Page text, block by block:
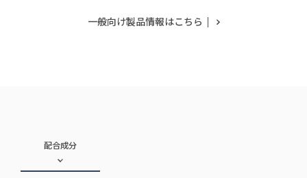
一般向け製品情報はこちら
配合成分